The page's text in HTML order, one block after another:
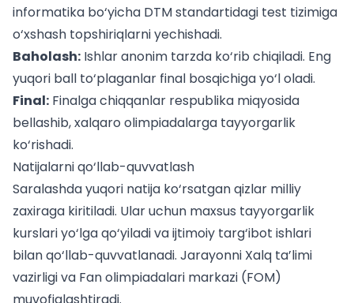
informatika bo‘yicha DTM standartidagi test tizimiga
o‘xshash topshiriqlarni yechishadi.
Baholash: Ishlar anonim tarzda ko‘rib chiqiladi. Eng
yuqori ball to‘plaganlar final bosqichiga yo‘l oladi.
Final: Finalga chiqqanlar respublika miqyosida
bellashib, xalqaro olimpiadalarga tayyorgarlik
ko‘rishadi.
Natijalarni qo‘llab-quvvatlash
Saralashda yuqori natija ko‘rsatgan qizlar milliy
zaxiraga kiritiladi. Ular uchun maxsus tayyorgarlik
kurslari yo‘lga qo‘yiladi va ijtimoiy targ‘ibot ishlari
bilan qo‘llab-quvvatlanadi. Jarayonni Xalq ta’limi
vazirligi va Fan olimpiadalari markazi (FOM)